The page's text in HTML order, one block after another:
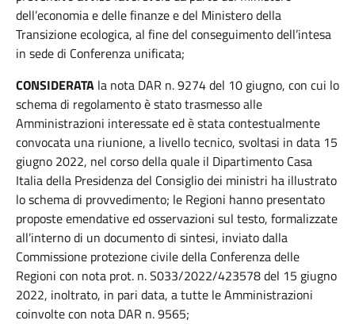
dell’economia e delle finanze e del Ministero della
Transizione ecologica, al fine del conseguimento dell’intesa
in sede di Conferenza unificata;
CONSIDERATA la nota DAR n. 9274 del 10 giugno, con cui lo
schema di regolamento è stato trasmesso alle
Amministrazioni interessate ed è stata contestualmente
convocata una riunione, a livello tecnico, svoltasi in data 15
giugno 2022, nel corso della quale il Dipartimento Casa
Italia della Presidenza del Consiglio dei ministri ha illustrato
lo schema di provvedimento; le Regioni hanno presentato
proposte emendative ed osservazioni sul testo, formalizzate
all’interno di un documento di sintesi, inviato dalla
Commissione protezione civile della Conferenza delle
Regioni con nota prot. n. S033/2022/423578 del 15 giugno
2022, inoltrato, in pari data, a tutte le Amministrazioni
coinvolte con nota DAR n. 9565;